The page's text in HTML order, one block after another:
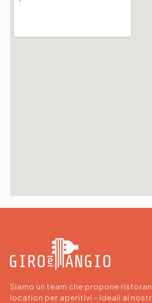
Siamo un team che propone
location per aperitivi - ideali al